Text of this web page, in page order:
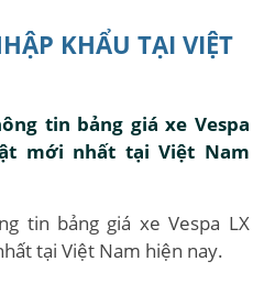
KHẨU TẠI VIỆT
tin bảng giá xe Vespa
mới nhất tại Việt Nam
tin bảng giá xe Vespa LX
tại Việt Nam hiện nay.